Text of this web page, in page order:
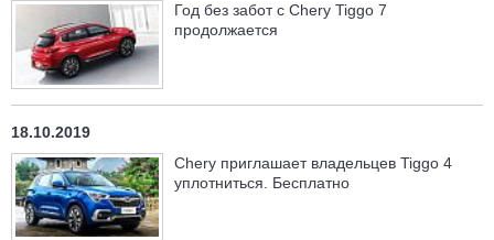
Год без забот с Chery Tiggo 7
продолжается
18.10.2019
Chery приглашает владельцев Tiggo 4
уплотниться. Бесплатно